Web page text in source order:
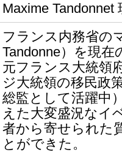
Maxime
フランス内務省の
Tandonne）を現
元フランス大統領
ジ大統領の移民政
総監として活躍中
えた大変盛況なイ
者から寄せられた
とができた。